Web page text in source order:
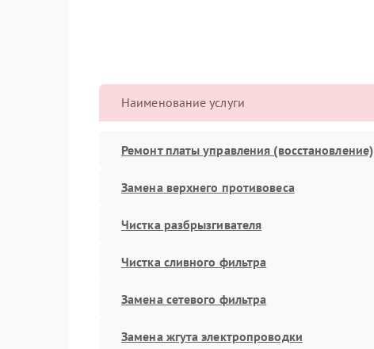
Наименование услуги
Ремонт платы управления (восстановление)
Замена верхнего противовеса
Чистка разбрызгивателя
Чистка сливного фильтра
Замена сетевого фильтра
Замена жгута электропроводки